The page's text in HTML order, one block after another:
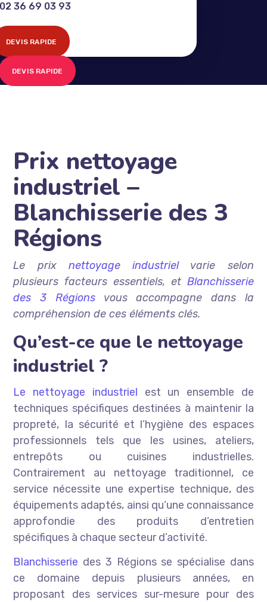
02 36 69 03 93
DEVIS RAPIDE
DEVIS RAPIDE
Prix nettoyage
industriel –
Blanchisserie des 3
Régions
Le prix nettoyage industrielvarie selon
plusieurs facteurs essentiels, et Blanchisserie
des 3 Régionsvous accompagne dans la
compréhension de ces éléments clés.
Qu’est-ce que le nettoyage
industriel ?
Le nettoyage industriel est un ensemble de
techniques spécifiques destinées à maintenir la
propreté, la sécurité et l’hygiène des espaces
professionnels tels que les usines, ateliers,
entrepôts ou cuisines industrielles.
Contrairement au nettoyage traditionnel, ce
service nécessite une expertise technique, des
équipements adaptés, ainsi qu’une connaissance
approfondie des produits d’entretien
spécifiques à chaque secteur d’activité.
Blanchisserie des 3 Régions se spécialise dans
ce domaine depuis plusieurs années, en
proposant des services sur-mesure pour des